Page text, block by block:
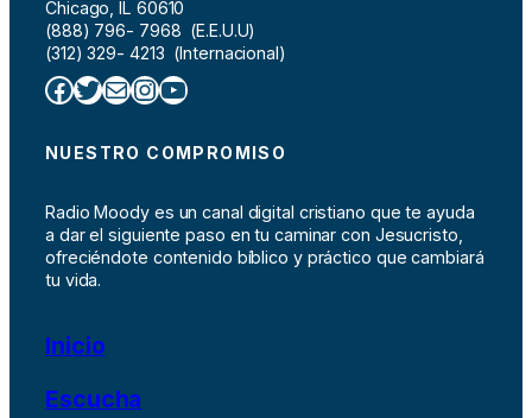
Chicago, IL 60610
(888) 796- 7968 (E.E.U.U)
(312) 329- 4213 (Internacional)
Facebook Twitter Correo electrónico InstagramYouTube
NUESTRO COMPROMISO
Radio Moody es un canal digital cristiano que te ayuda
a dar el siguiente paso en tu caminar con Jesucristo,
ofreciéndote contenido bíblico y práctico que cambiará
tu vida.
Inicio
Escucha